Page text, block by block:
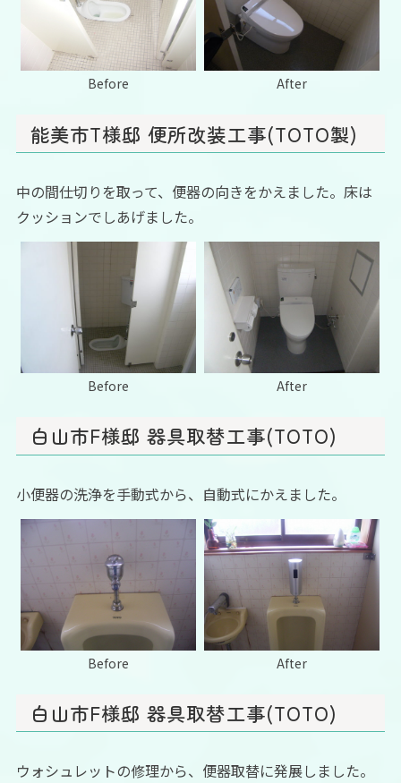
Before After
能美市T様邸 便所改装工事(TOTO製)
中の間仕切りを取って、便器の向きをかえました。床は
クッションでしあげました。
Before After
白山市F様邸 器具取替工事(TOTO)
小便器の洗浄を手動式から、自動式にかえました。
Before After
白山市F様邸 器具取替工事(TOTO)
ウォシュレットの修理から、便器取替に発展しました。